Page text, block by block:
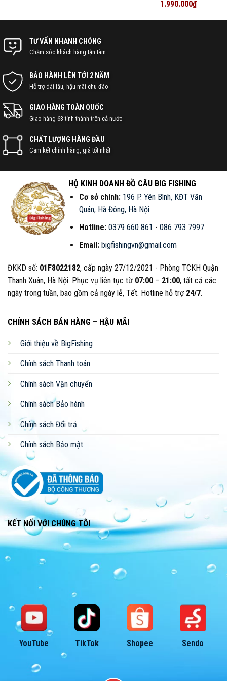
KẾT NỐI VỚI CHÚNG TÔI NGAY!
086 793 7997
CHAT ZALO
Facebook YouTube TikTok Zalo
Website
Đội ngũ nhân viên CSKH nhanh chóng, hiểu biết rộng,
Thái độ phục vụ tận tâm, chuyên nghiệp, tinh thần
nhiệt huyết, hỗ trợ kịp thời, tiết kiệm thời gian.
Gợi ý nhiều địa điểm câu, kỹ thuật câu, cũng như
CHUYÊN NGHIỆP
hạng55
1.990.000₫
TƯ VẤN NHANH CHÓNG
Chăm sóc khách hàng tận tâm
BẢO HÀNH LÊN TỚI 2 NĂM
Hỗ trợ dài lâu, hậu mãi chu đáo
GIAO HÀNG TOÀN QUỐC
Giao hàng 63 tỉnh thành trên cả nước
CHẤT LƯỢNG HÀNG ĐẦU
Cam kết chính hãng, giá tốt nhất
HỘ KINH DOANH ĐỒ CÂU BIG FISHING
Cơ sở chính: 196 P. Yên Bình, KĐT Văn
Quán, Hà Đông, Hà Nội.
Hotline: 0379 660 861 - 086 793 7997
Email: bigfishingvn@gmail.com
ĐKKD số: 01F8022182, cấp ngày 27/12/2021 - Phòng TCKH Quận
Thanh Xuân, Hà Nội. Phục vụ liên tục từ 07:00 – 21:00, tất cả các
ngày trong tuần, bao gồm cả ngày lễ, Tết. Hotline hỗ trợ 24/7.
CHÍNH SÁCH BÁN HÀNG – HẬU MÃI
Giới thiệu về BigFishing
Chính sách Thanh toán
Chính sách Vận chuyển
Chính sách Bảo hành
Chính sách Đổi trả
Chính sách Bảo mật
KẾT NỐI VỚI CHÚNG TÔI
YouTube TikTok Shopee Sendo